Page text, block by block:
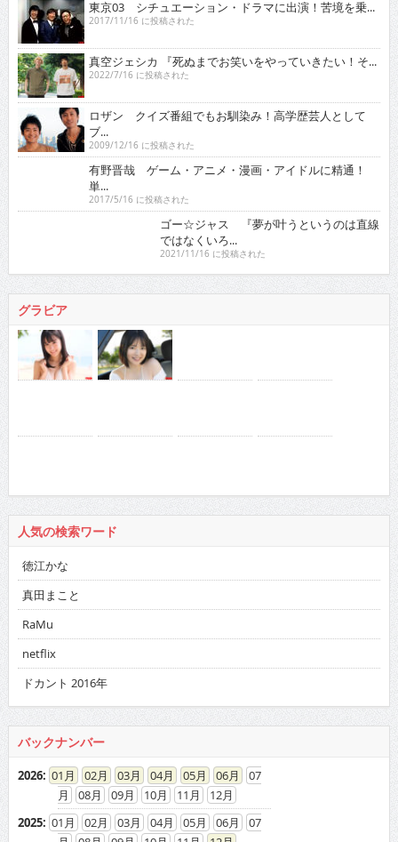
東京03 シチュエーション・ドラマに出演！苦境を乗...
2017/11/16 に投稿された
真空ジェシカ 『死ぬまでお笑いをやっていきたい！そ...
2022/7/16 に投稿された
ロザン クイズ番組でもお馴染み！高学歴芸人として
ブ...
2009/12/16 に投稿された
有野晋哉 ゲーム・アニメ・漫画・アイドルに精通！
単...
2017/5/16 に投稿された
ゴー☆ジャス 『夢が叶うというのは直線ではなくい
2021/11/16 に投稿された
グラビア
人気の検索ワード
徳江かな
真田まこと
RaMu
netflix
ドカント 2016年
バックナンバー
2026: 01 02 03 04 05 06
07
08
09 10 11
12
2025: 01 02 03 04 05 06
07